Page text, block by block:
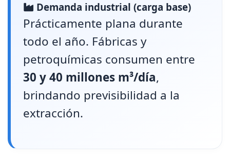
Demanda industrial (carga base)
Prácticamente plana durante
todo el año. Fábricas y
petroquímicas consumen entre
30 y 40 millones m³/día,
brindando previsibilidad a la
extracción.